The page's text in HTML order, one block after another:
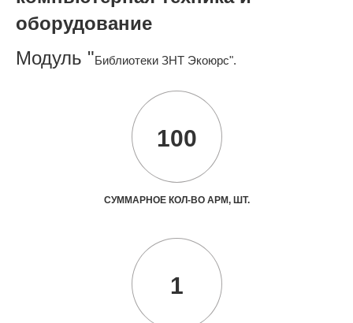
оборудование
Модуль "Библиотеки ЗНТ Экоюрс".
100
СУММАРНОЕ КОЛ-ВО АРМ, ШТ.
1